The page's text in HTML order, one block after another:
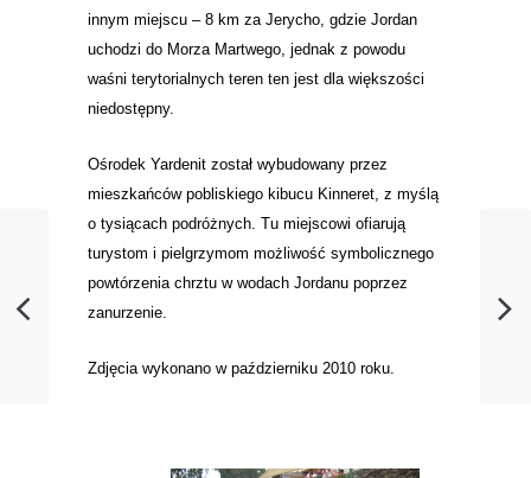
innym miejscu – 8 km za Jerycho, gdzie Jordan
uchodzi do Morza Martwego, jednak z powodu
waśni terytorialnych teren ten jest dla większości
niedostępny.
Ośrodek Yardenit został wybudowany przez
mieszkańców pobliskiego kibucu Kinneret, z myślą
o tysiącach podróżnych. Tu miejscowi ofiarują
turystom i pielgrzymom możliwość symbolicznego
powtórzenia chrztu w wodach Jordanu poprzez
zanurzenie.
Zdjęcia wykonano w październiku 2010 roku.